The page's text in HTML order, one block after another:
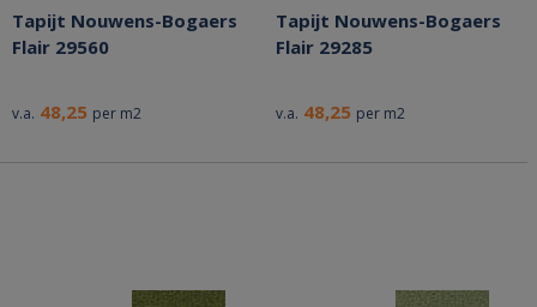
Tapijt Nouwens-Bogaers
Flair 29560
v.a. 48,25 per m2
Tapijt Nouwens-Bogaers
Flair 29285
v.a. 48,25 per m2